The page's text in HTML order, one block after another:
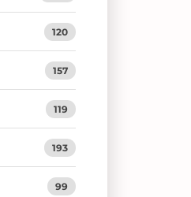
120
157
119
193
99